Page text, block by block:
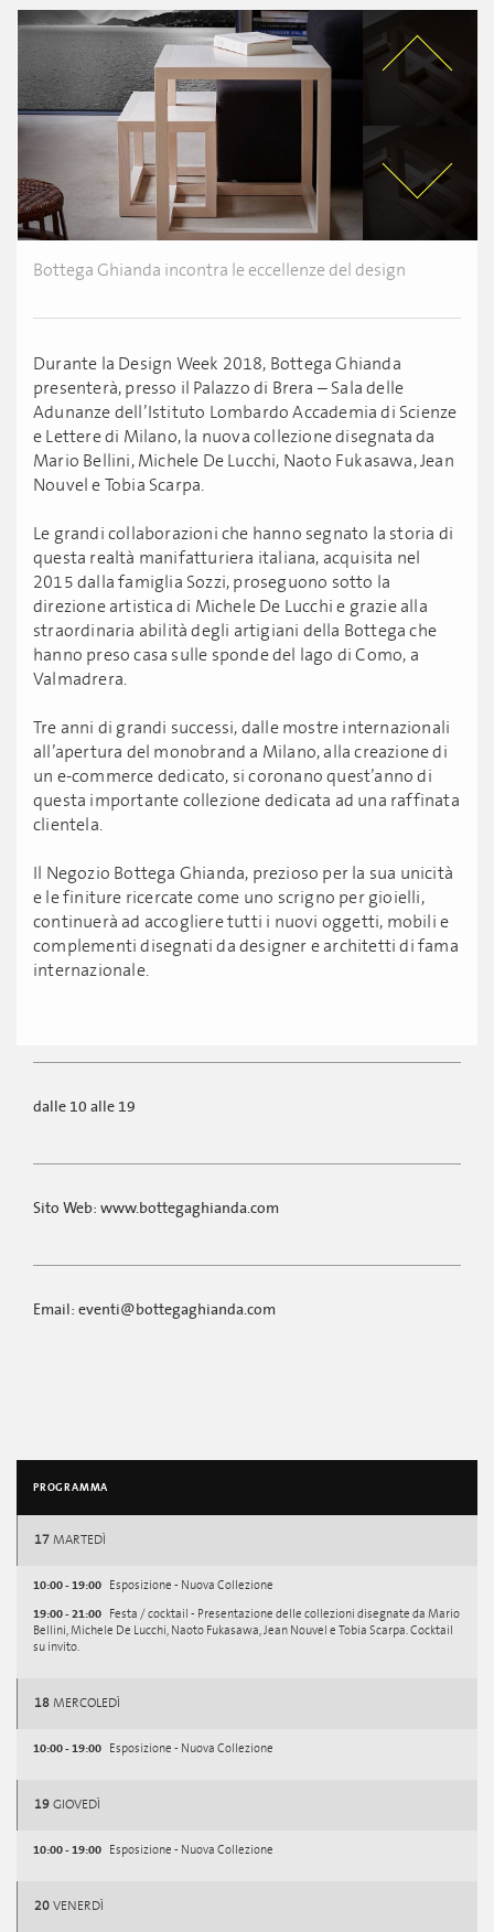
Bottega Ghianda incontra le eccellenze del design
Durante la Design Week 2018, Bottega Ghianda
presenterà, presso il Palazzo di Brera – Sala delle
Adunanze dell’Istituto Lombardo Accademia di Scienze
e Lettere di Milano, la nuova collezione disegnata da
Mario Bellini, Michele De Lucchi, Naoto Fukasawa, Jean
Nouvel e Tobia Scarpa.
Le grandi collaborazioni che hanno segnato la storia di
questa realtà manifatturiera italiana, acquisita nel
2015 dalla famiglia Sozzi, proseguono sotto la
direzione artistica di Michele De Lucchi e grazie alla
straordinaria abilità degli artigiani della Bottega che
hanno preso casa sulle sponde del lago di Como, a
Valmadrera.
Tre anni di grandi successi, dalle mostre internazionali
all’apertura del monobrand a Milano, alla creazione di
un e-commerce dedicato, si coronano quest’anno di
questa importante collezione dedicata ad una raffinata
clientela.
Il Negozio Bottega Ghianda, prezioso per la sua unicità
e le finiture ricercate come uno scrigno per gioielli,
continuerà ad accogliere tutti i nuovi oggetti, mobili e
complementi disegnati da designer e architetti di fama
internazionale.
dalle 10 alle 19
Sito Web: www.bottegaghianda.com
Email: eventi@bottegaghianda.com
PROGRAMMA
17 MARTEDÌ
10:00 - 19:00 Esposizione - Nuova Collezione
19:00 - 21:00
Festa / cocktail - Presentazione delle collezioni disegnate da Mario
Bellini, Michele De Lucchi, Naoto Fukasawa, Jean Nouvel e Tobia Scarpa. Cocktail
su invito.
18 MERCOLEDÌ
10:00 - 19:00 Esposizione - Nuova Collezione
19 GIOVEDÌ
10:00 - 19:00 Esposizione - Nuova Collezione
20 VENERDÌ